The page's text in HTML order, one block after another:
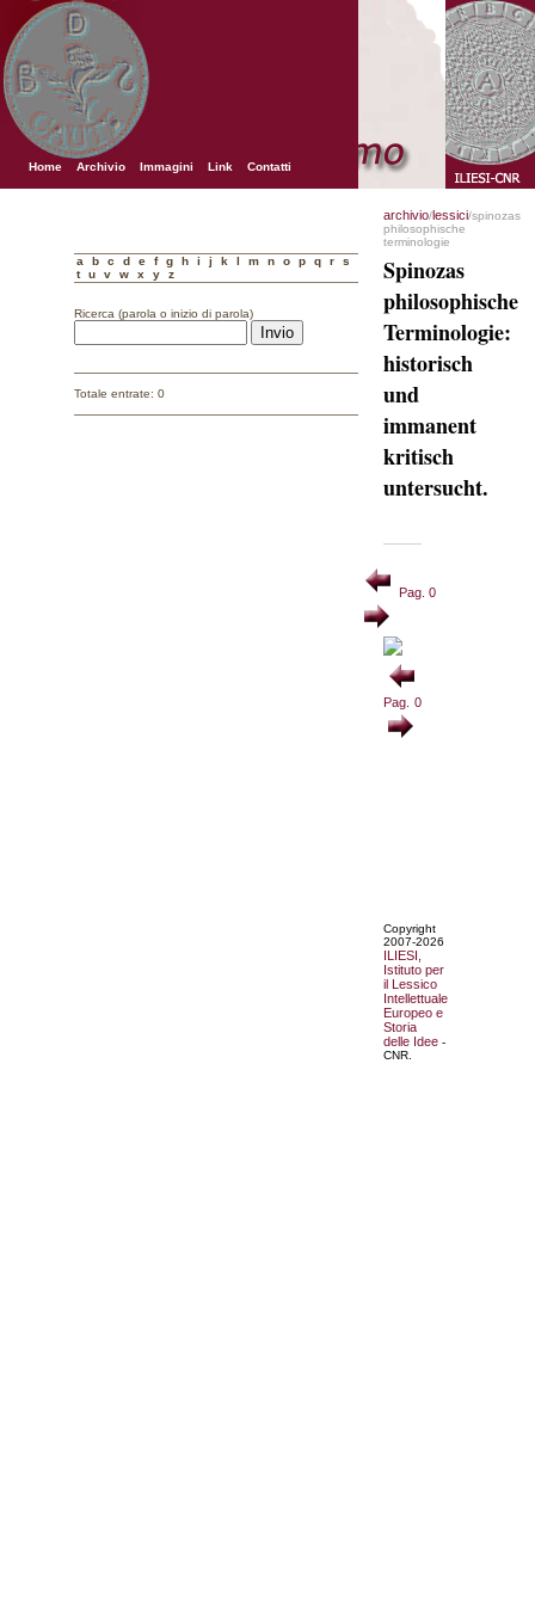
Home Archivio Immagini Link Contatti
a b c d e f g h i j k l m n o p q r
s
t
u v w x y z
Ricerca (parola o inizio di parola)
Totale entrate: 0
archivio/lessici/spinozas
philosophische
terminologie
Spinozas
philosophische
Terminologie:
historisch
und
immanent
kritisch
untersucht.
Pag. 0
Pag. 0
Copyright
2007-2026
ILIESI,
Istituto per
il Lessico
Intellettuale
Europeo e
Storia
delle Idee -
CNR.